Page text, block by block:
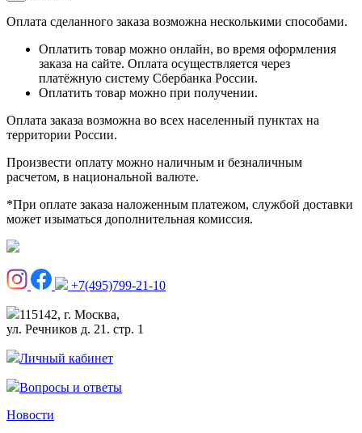
Оплата сделанного заказа возможна несколькими способами.
Оплатить товар можно онлайн, во время оформления
заказа на сайте. Оплата осуществляется через
платёжную систему Сбербанка России.
Оплатить товар можно при получении.
Оплата заказа возможна во всех населенный пунктах на
территории России.
Произвести оплату можно наличным и безналичным
расчетом, в национальной валюте.
*При оплате заказа наложенным платежом, службой доставки
может изыматься дополнительная комиссия.
+7(495)799-21-10
115142, г. Москва,
ул. Речников д. 21. стр. 1
Личный кабинет
Вопросы и ответы
Новости